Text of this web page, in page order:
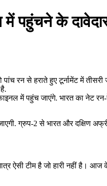
में पहुंचने के
रन से हराते हुए टूर्नामेंट में
में पहुंच जाएंगे. भारत का नेट
ग्रुप-2 से भारत और दक्षिण
ऐसी टीम है जो हारी नहीं है।